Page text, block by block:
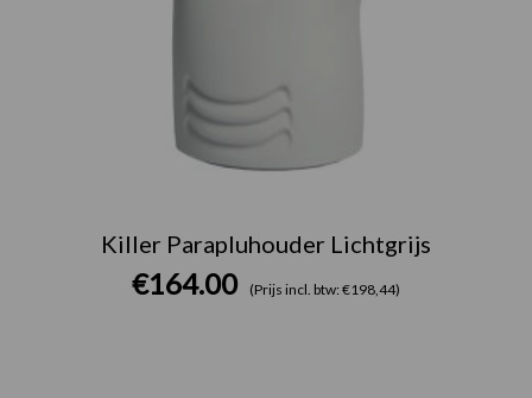
Killer Parapluhouder Lichtgrijs
€164.00 (Prijs incl. btw: €198,44)